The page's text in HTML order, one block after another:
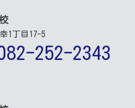
1丁目17-5
252-2343